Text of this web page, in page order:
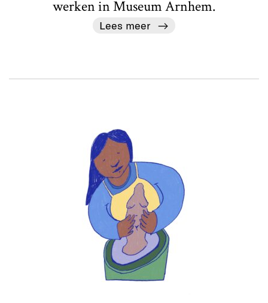
werken in Museum Arnhem.
Lees meer